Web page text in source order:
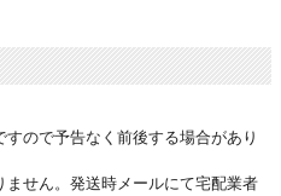
ので予告なく前後する場合があり
せん。発送時メールにて宅配業者